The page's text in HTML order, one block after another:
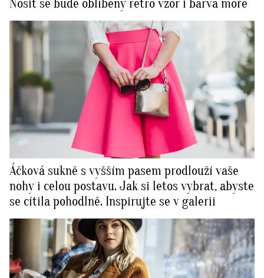
Nosit se bude oblíbený retro vzor i barva moře
Áčková sukně s vyšším pasem prodlouží vaše
nohy i celou postavu. Jak si letos vybrat, abyste
se cítila pohodlně. Inspirujte se v galerii